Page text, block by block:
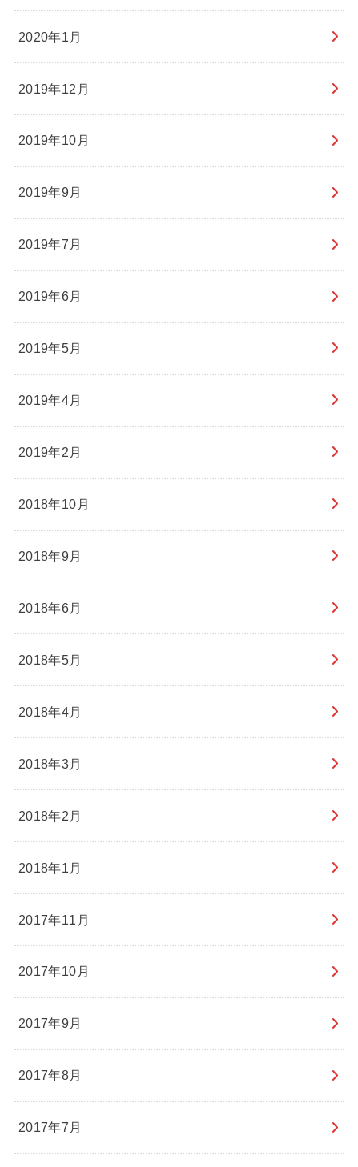
2020年1月
2019年12月
2019年10月
2019年9月
2019年7月
2019年6月
2019年5月
2019年4月
2019年2月
2018年10月
2018年9月
2018年6月
2018年5月
2018年4月
2018年3月
2018年2月
2018年1月
2017年11月
2017年10月
2017年9月
2017年8月
2017年7月